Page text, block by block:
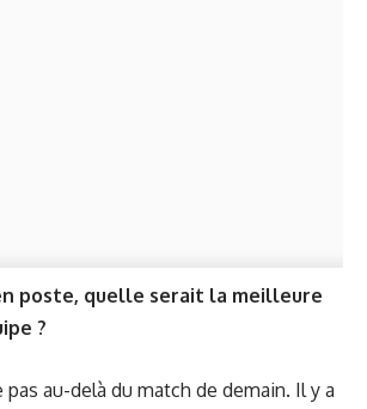
poste, quelle serait la meilleure
?
pas au-delà du match de demain. Il y a